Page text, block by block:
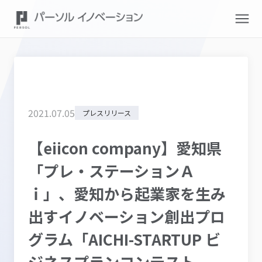
2021.07.05 プレスリリース
【eiicon company】愛知県
「プレ・ステーションＡ
ｉ」、愛知から起業家を生み
出すイノベーション創出プロ
グラム「AICHI-STARTUP ビ